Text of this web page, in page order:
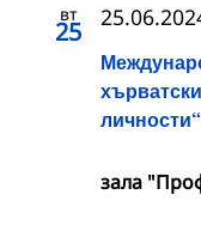
вт
25
личности“
зала